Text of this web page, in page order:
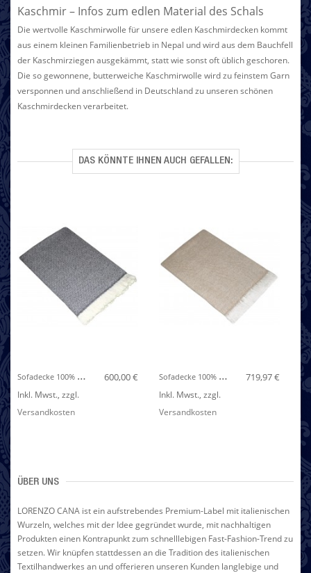
Kaschmir – Infos zum edlen Material des Schals
Die wertvolle Kaschmirwolle für unsere edlen Kaschmirdecken kommt
aus einem kleinen Familienbetrieb in Nepal und wird aus dem Bauchfell
der Kaschmirziegen ausgekämmt, statt wie sonst oft üblich geschoren.
Die so gewonnene, butterweiche Kaschmirwolle wird zu feinstem Garn
versponnen und anschließend in Deutschland zu unseren schönen
Kaschmirdecken verarbeitet.
DAS KÖNNTE IHNEN AUCH GEFALLEN:
S
Ofadecke 100% Kaschmir Hellgrau Weiß Rauten LORENZO CANA 600,00 €
Inkl. Mwst., zzgl.
Versandkosten
S
Ofadecke 100% Kaschmir Hellbraun Weiß Streifen LORENZO CANA 719,97 €
Inkl. Mwst., zzgl.
Versandkosten
ÜBER UNS
LORENZO CANA ist ein aufstrebendes Premium-Label mit italienischen
Wurzeln, welches mit der Idee gegründet wurde, mit nachhaltigen
Produkten einen Kontrapunkt zum schnelllebigen Fast-Fashion-Trend zu
setzen. Wir knüpfen stattdessen an die Tradition des italienischen
Textilhandwerkes an und offerieren unseren Kunden langlebige und